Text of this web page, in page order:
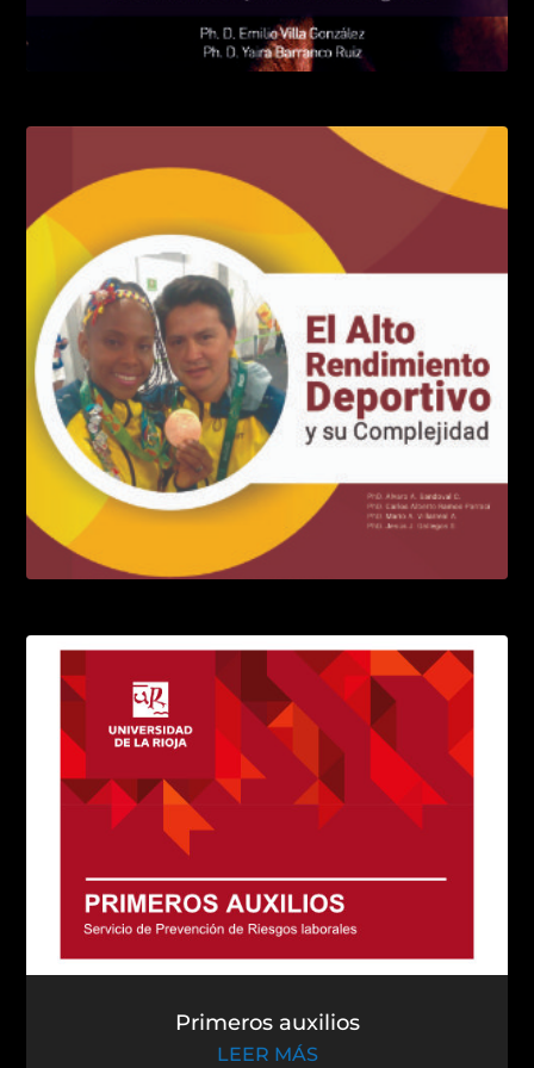
El entrenamiento de alta intensidad
LEER MÁS
El alto rendimiento deportivo
Primeros auxilios
LEER MÁS